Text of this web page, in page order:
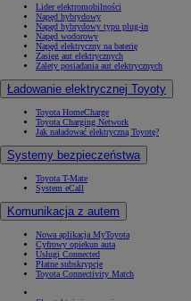
Lider elektromobilności
Napęd hybrydowy
Napęd hybrydowy typu plug-in
Napęd wodorowy
Napęd elektryczny na baterię
Zasięg aut elektrycznych
Zalety posiadania aut elektrycznych
Ładowanie elektrycznej Toyoty
Toyota HomeCharge
Toyota Charging Network
Jak naładować elektryczną Toyotę?
Systemy bezpieczeństwa
Toyota T-Mate
System eCall
Komunikacja z autem
Nowa aplikacja MyToyota
Cyfrowy opiekun auta
Usługi Connected
Płatne subskrypcje
Toyota Connectivity Match